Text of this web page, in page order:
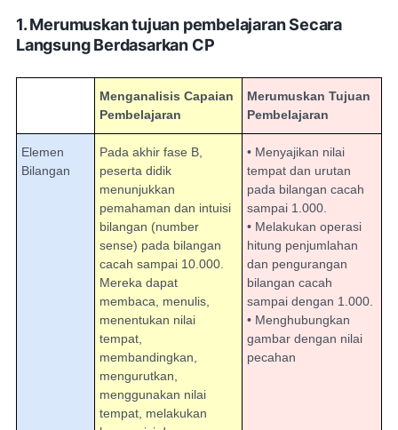
1. Merumuskan tujuan pembelajaran Secara
Langsung Berdasarkan CP
Menganalisis Capaian
Pembelajaran
Merumuskan Tujuan
Pembelajaran
Elemen
Bilangan
Pada akhir fase B,
peserta didik
menunjukkan
pemahaman dan intuisi
bilangan (number
sense) pada bilangan
cacah sampai 10.000.
Mereka dapat
membaca, menulis,
menentukan nilai
tempat,
membandingkan,
mengurutkan,
menggunakan nilai
tempat, melakukan
• Menyajikan nilai
tempat dan urutan
pada bilangan cacah
sampai 1.000.
• Melakukan operasi
hitung penjumlahan
dan pengurangan
bilangan cacah
sampai dengan 1.000.
• Menghubungkan
gambar dengan nilai
pecahan